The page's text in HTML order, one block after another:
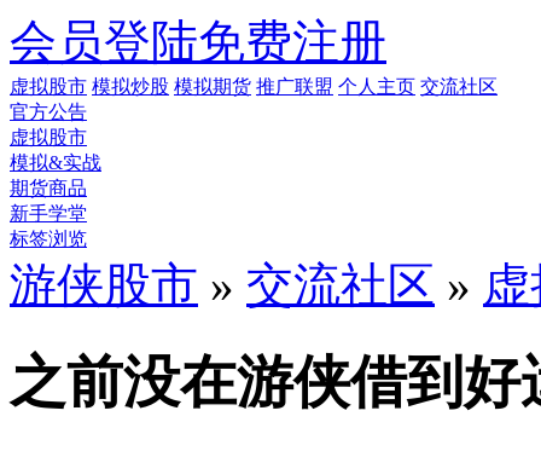
会员登陆免费注册
虚拟股市 模拟炒股 模拟期货 推广联盟 个人主页 交流社区
官方公告
虚拟股市
模拟&实战
期货商品
新手学堂
标签浏览
游侠股市 » 交流社区 »
之前没在游侠借到好